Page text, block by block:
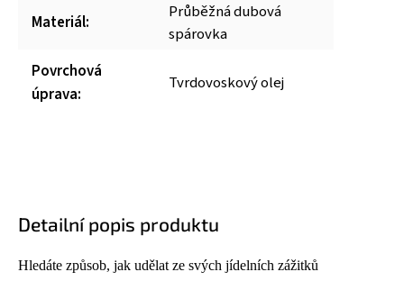
Materiál:
Průběžná dubová
spárovka
Povrchová
úprava:
Tvrdovoskový olej
Detailní popis produktu
Hledáte způsob, jak udělat ze svých jídelních zážitků